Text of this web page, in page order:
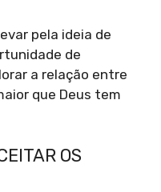
pela ideia de
de
a relação entre
que Deus tem
OS